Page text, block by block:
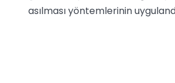
asılması yöntemlerinin